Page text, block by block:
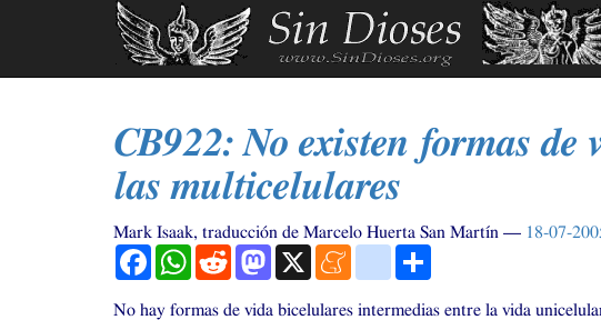
CB922: No existen formas de
las multicelulares
Mark Isaak, traducción de Marcelo Huerta San Martín 18-07-
FacebookWhatsApp
RedditMastodon
X Meneameblogger_post
No hay formas de vida bicelulares intermedias entre la vida